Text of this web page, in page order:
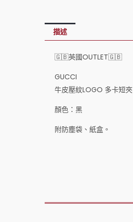
描述
🇬🇧英國OUTLET🇬🇧
GUCCI
牛皮壓紋LOGO 多卡短夾
顏色：黑
附防塵袋、紙盒。